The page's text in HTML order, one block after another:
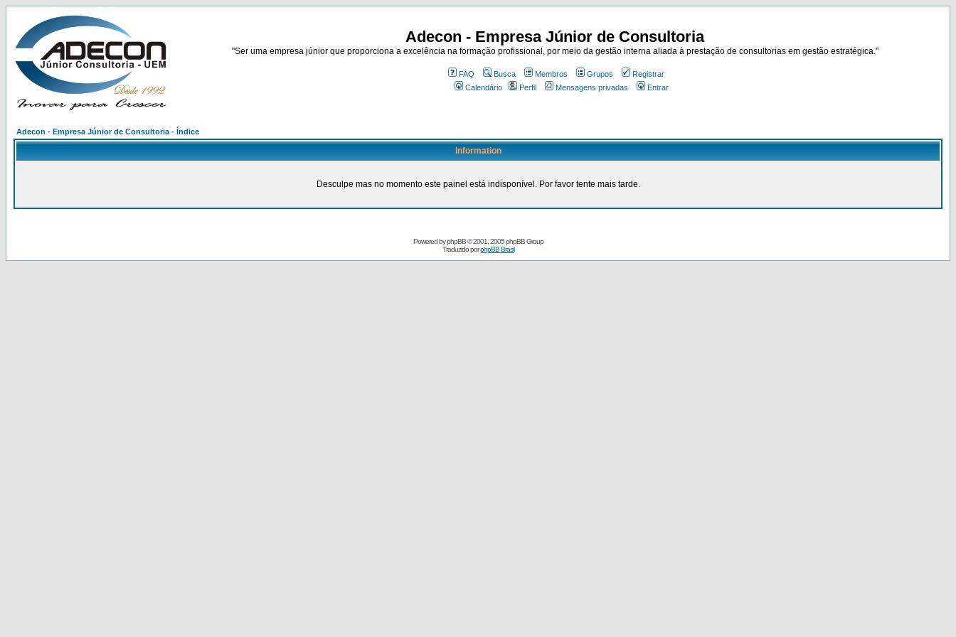
Adecon - Empresa Júnior de Consultoria
"Ser uma empresa júnior que proporciona a excelência na formação profissional, por meio da gestão interna aliada à prestação de consultorias em gestão estratégica."
FAQ Busca Membros Grupos
Registrar
Calendário
Perfil Mensagens privadas Entrar
Adecon - Empresa Júnior de Consultoria - Índice
Information
Desculpe mas no momento este painel está indisponível. Por favor tente mais tarde.
Powered byphpBB© 2001, 2005 phpBB Group
Traduzido porphpBB Brasil